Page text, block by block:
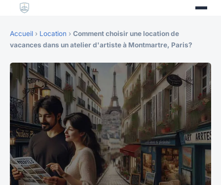
Accueil › Location › Comment choisir une location de
vacances dans un atelier d'artiste à Montmartre, Paris?